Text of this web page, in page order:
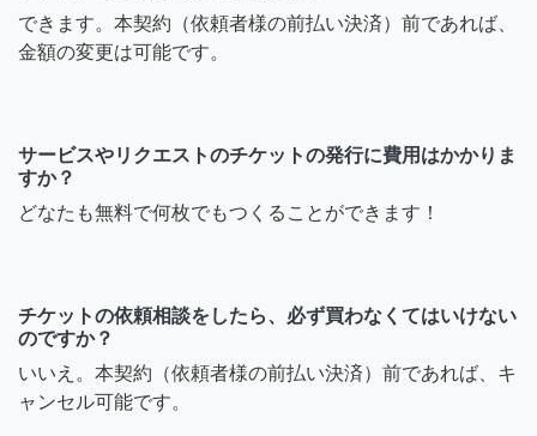
できます。本契約（依頼者様の前払い決済）前であれば、
金額の変更は可能です。
サービスやリクエストのチケットの発行に費用はかかりま
すか？
どなたも無料で何枚でもつくることができます！
チケットの依頼相談をしたら、必ず買わなくてはいけない
のですか？
いいえ。本契約（依頼者様の前払い決済）前であれば、キ
ャンセル可能です。